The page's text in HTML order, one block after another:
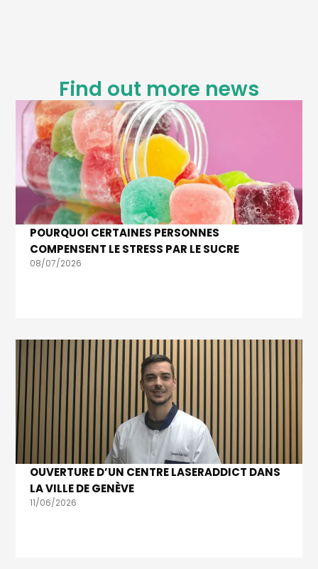
Find out more news
POURQUOI CERTAINES PERSONNES
COMPENSENT LE STRESS PAR LE SUCRE
08/07/2026
OUVERTURE D’UN CENTRE LASERADDICT DANS
LA VILLE DE GENÈVE
11/06/2026